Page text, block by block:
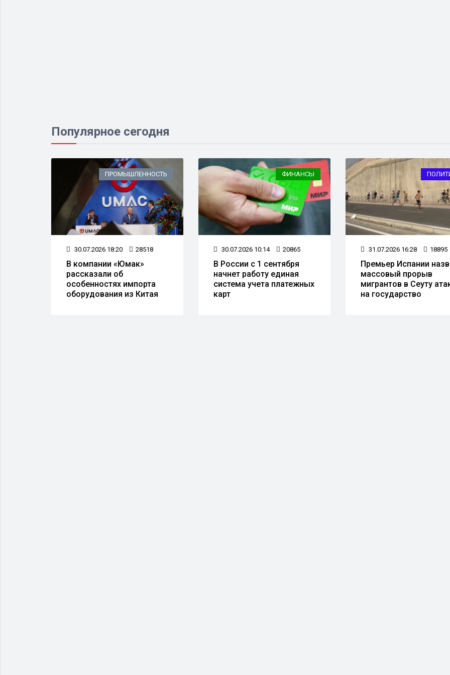
Популярное сегодня
ПРОМЫШЛЕННОСТЬ
30.07.2026 18:20 28518
В компании «Юмак»
рассказали об
особенностях импорта
оборудования из Китая
ФИНАНСЫ
30.07.2026 10:14 20865
В России с 1 сентября
начнет работу единая
система учета платежных
карт
31.07.2026 16:28 18895
Премьер Испании
массовый прорыв
мигрантов в Сеуту
на государство